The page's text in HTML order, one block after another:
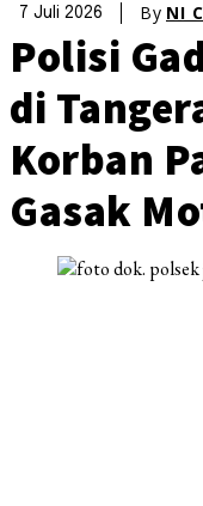
7 Juli 2026 By NI
Polisi
di
Korban
Gasak